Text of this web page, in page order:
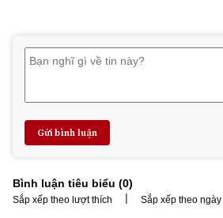
Gửi bình luận
Bình luận tiêu biểu (0)
Sắp xếp theo lượt thích | Sắp xếp theo ngày